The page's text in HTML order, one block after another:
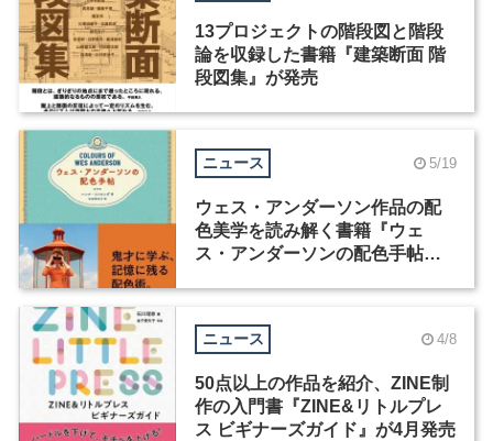
13プロジェクトの階段図と階段
論を収録した書籍『建築断面 階
段図集』が発売
ニュース 5/19
ウェス・アンダーソン作品の配
色美学を読み解く書籍『ウェ
ス・アンダーソンの配色手帖』
ニュース 4/8
50点以上の作品を紹介、ZINE制
作の入門書『ZINE&リトルプレ
ス ビギナーズガイド』が4月発売